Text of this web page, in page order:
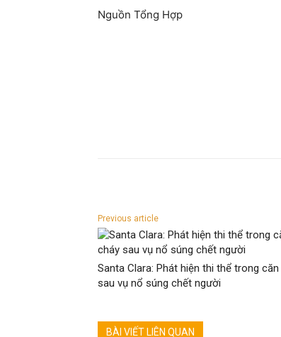
Nguồn Tổng Hợp
Previous article
Santa Clara: Phát hiện thi thể trong
sau vụ nổ súng chết người
BÀI VIẾT LIÊN QUAN